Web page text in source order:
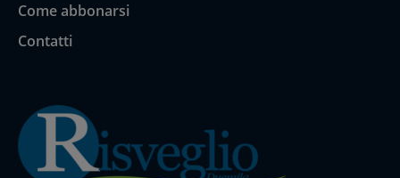
Come abbonarsi
Contatti